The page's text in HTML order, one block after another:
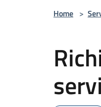
Home >